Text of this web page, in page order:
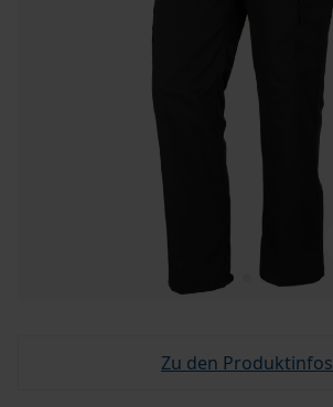
Zu den Produktinfos